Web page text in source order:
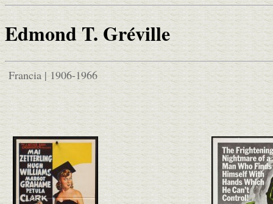
Edmond T. Gréville
Francia | 1906-1966